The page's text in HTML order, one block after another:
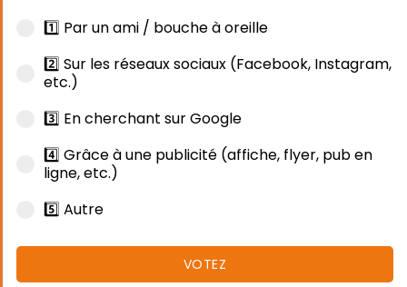
1️⃣ Par un ami / bouche à oreille
2️⃣ Sur les réseaux sociaux (Facebook, Instagram,
etc.)
3️⃣ En cherchant sur Google
4️⃣ Grâce à une publicité (affiche, flyer, pub en
ligne, etc.)
5️⃣ Autre
VOTEZ